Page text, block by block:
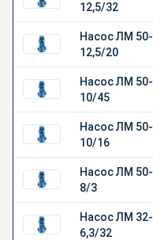
12,5/32
Насос ЛМ 50-
12,5/20
Насос ЛМ 50-
10/45
Насос ЛМ 50-
10/16
Насос ЛМ 50-
8/3
Насос ЛМ 32-
6,3/32